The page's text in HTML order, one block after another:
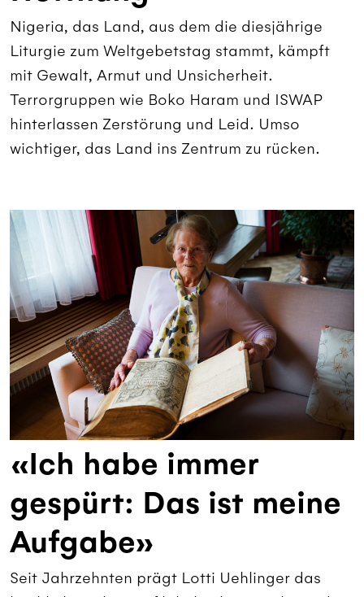
Nigeria, das Land, aus dem die diesjährige
Liturgie zum Weltgebetstag stammt, kämpft
mit Gewalt, Armut und Unsicherheit.
Terrorgruppen wie Boko Haram und ISWAP
hinterlassen Zerstörung und Leid. Umso
wichtiger, das Land ins Zentrum zu rücken.
«Ich habe immer
gespürt: Das ist meine
Aufgabe»
Seit Jahrzehnten prägt Lotti Uehlinger das